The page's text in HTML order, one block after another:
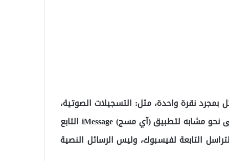
نقرة واحدة، مثل: التسجيلات الصوتية،
والرموز التعبيرية، ومشاركة الموقع، والرسومات، وذلك على نحو مشابه لتطبيق (آي مسج) iMessage التابع
التابعة لفيسبوك، وليس الرسائل النصية